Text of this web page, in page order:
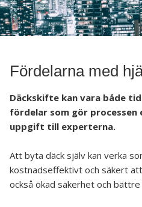
Fördelarna med
Däckskifte kan vara både
fördelar som gör
uppgift till experterna.
Att byta däck själv kan verka
kostnadseffektivt och säkert
också ökad säkerhet och bättre